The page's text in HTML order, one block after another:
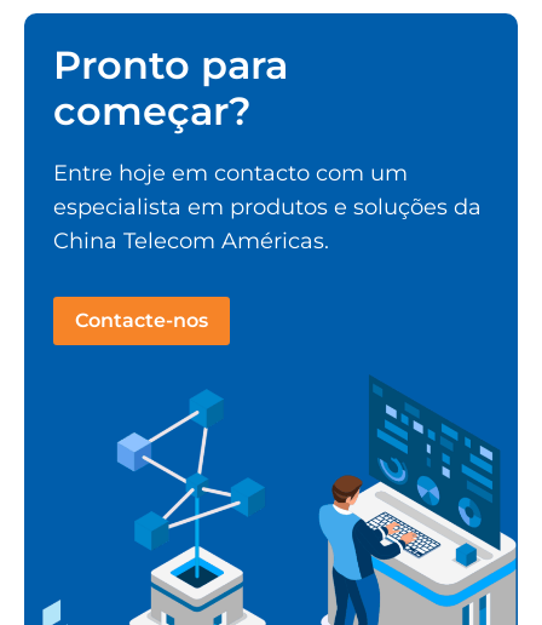
Pronto para
começar?
Entre hoje em contacto com um
especialista em produtos e soluções da
China Telecom Américas.
Contacte-nos